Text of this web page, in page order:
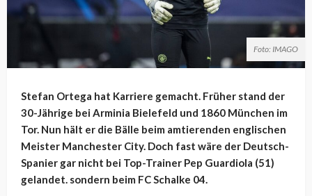
Foto: IMAGO
Stefan Ortega hat Karriere gemacht. Früher stand der
30-Jährige bei Arminia Bielefeld und 1860 München im
Tor. Nun hält er die Bälle beim amtierenden englischen
Meister Manchester City. Doch fast wäre der Deutsch-
Spanier gar nicht bei Top-Trainer Pep Guardiola (51)
gelandet. sondern beim FC Schalke 04.